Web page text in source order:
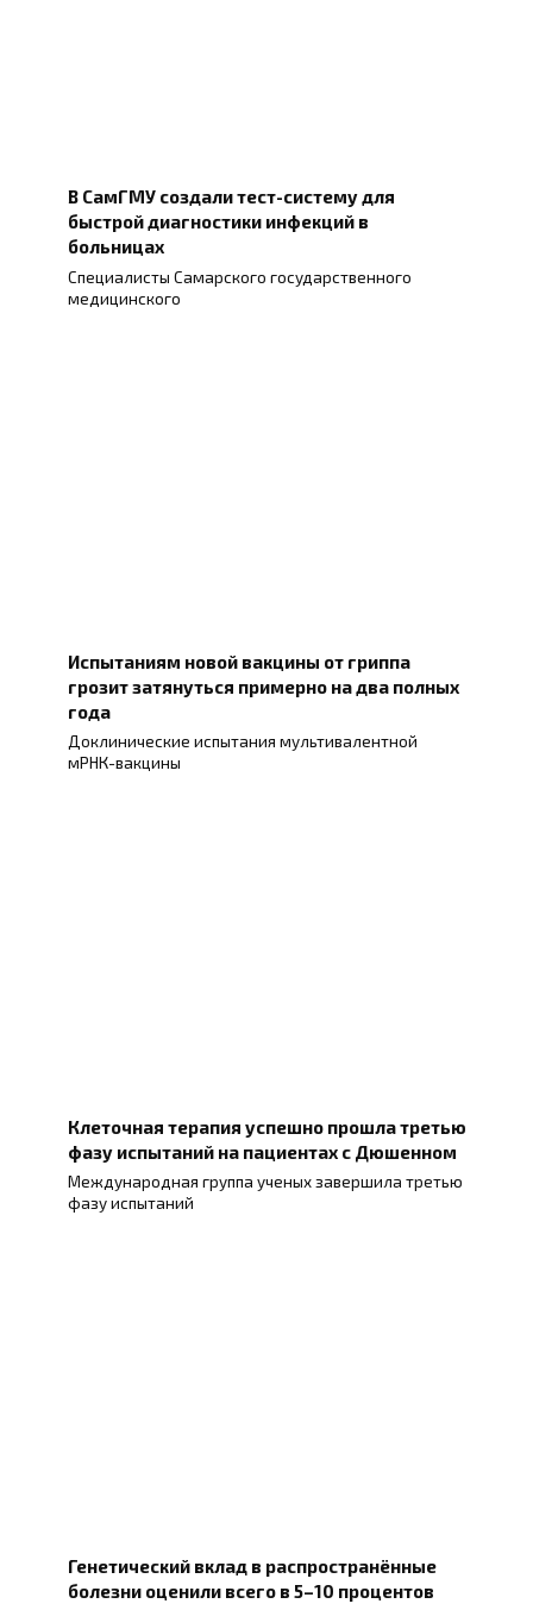
В СамГМУ создали тест-систему для
быстрой диагностики инфекций в
больницах
Специалисты Самарского государственного
медицинского
Испытаниям новой вакцины от гриппа
грозит затянуться примерно на два полных
года
Доклинические испытания мультивалентной
мРНК-вакцины
Клеточная терапия успешно прошла третью
фазу испытаний на пациентах с Дюшенном
Международная группа ученых завершила третью
фазу испытаний
Генетический вклад в распространённые
болезни оценили всего в 5–10 процентов